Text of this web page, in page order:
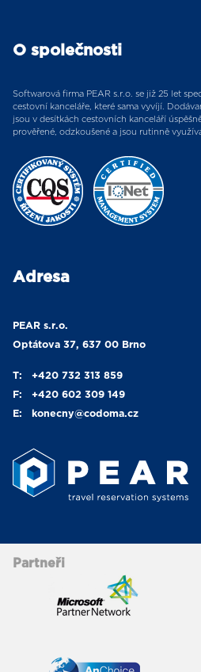
O společnosti
Softwarová firma PEAR s.r.o. se již 25 let
cestovní kanceláře, které sama vyvíjí.
jsou v desítkách cestovních kanceláří
prověřené, odzkoušené a jsou rutinně
Adresa
PEAR s.r.o.
Optátova 37, 637 00 Brno
T:
+420 732 313 859
F:
+420 602 309 149
E:
konecny@codoma.cz
Partneři